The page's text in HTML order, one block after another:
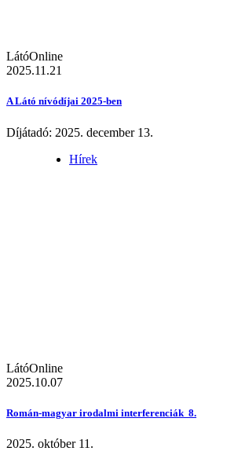
LátóOnline
2025.11.21
A Látó nívódíjai 2025-ben
Díjátadó: 2025. december 13.
Hírek
LátóOnline
2025.10.07
Román-magyar irodalmi interferenciák 8.
2025. október 11.